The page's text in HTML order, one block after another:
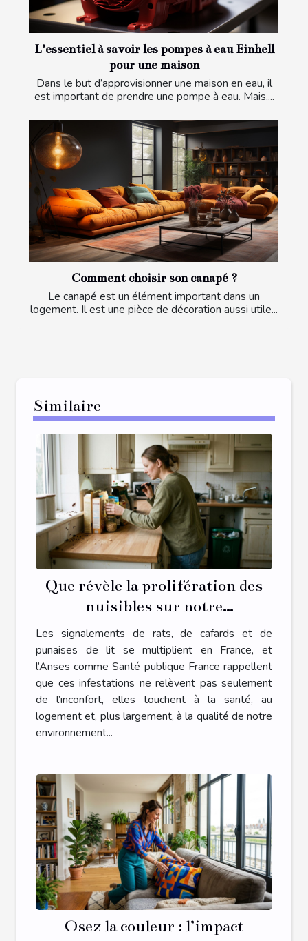
L’essentiel à savoir les pompes à eau Einhell
pour une maison
Dans le but d’approvisionner une maison en eau, il
est important de prendre une pompe à eau. Mais,...
Comment choisir son canapé ?
Le canapé est un élément important dans un
logement. Il est une pièce de décoration aussi utile...
Similaire
Que révèle la prolifération des
nuisibles sur notre
environnement intérieur ?
Les signalements de rats, de cafards et de
punaises de lit se multiplient en France, et
l’Anses comme Santé publique France rappellent
que ces infestations ne relèvent pas seulement
de l’inconfort, elles touchent à la santé, au
logement et, plus largement, à la qualité de notre
environnement...
Osez la couleur : l’impact